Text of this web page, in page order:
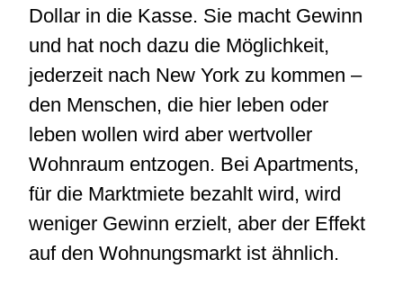
Dollar in die Kasse. Sie macht Gewinn
und hat noch dazu die Möglichkeit,
jederzeit nach New York zu kommen –
den Menschen, die hier leben oder
leben wollen wird aber wertvoller
Wohnraum entzogen. Bei Apartments,
für die Marktmiete bezahlt wird, wird
weniger Gewinn erzielt, aber der Effekt
auf den Wohnungsmarkt ist ähnlich.